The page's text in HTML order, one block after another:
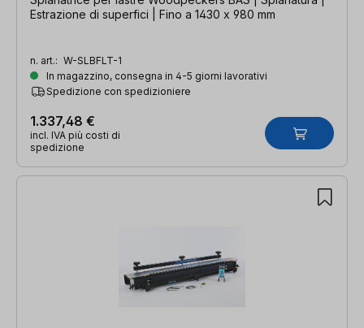
Estrazione di superfici | Fino a 1430 x 980 mm
n. art.: W-SLBFLT-1
In magazzino, consegna in 4-5 giorni lavorativi
Spedizione con spedizioniere
1.337,48 €
incl. IVA più costi di
spedizione